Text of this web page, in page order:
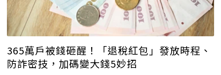
365萬戶被錢砸醒！「退稅紅包」發放時程、
防詐密技，加碼變大錢5妙招